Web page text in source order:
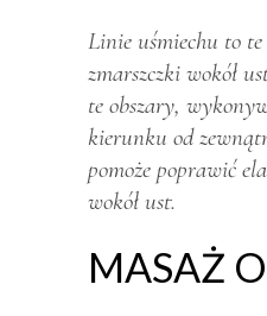
Linie uśmiechu to
zmarszczki wokół
te obszary,
kierunku od
pomoże poprawić
wokół ust.
MASAŻ